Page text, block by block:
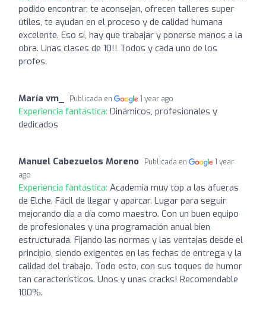
podido encontrar, te aconsejan, ofrecen talleres super
útiles, te ayudan en el proceso y de calidad humana
excelente. Eso sí, hay que trabajar y ponerse manos a la
obra. Unas clases de 10!! Todos y cada uno de los
profes.
María vm_ Publicada en 1 year ago
Experiencia fantástica: Dinámicos, profesionales y
dedicados
Manuel Cabezuelos Moreno Publicada en
1 year
ago
Experiencia fantástica: Academia muy top a las afueras
de Elche. Fácil de llegar y aparcar. Lugar para seguir
mejorando día a día como maestro. Con un buen equipo
de profesionales y una programación anual bien
estructurada. Fijando las normas y las ventajas desde el
principio, siendo exigentes en las fechas de entrega y la
calidad del trabajo. Todo esto, con sus toques de humor
tan característicos. Unos y unas cracks! Recomendable
100%.